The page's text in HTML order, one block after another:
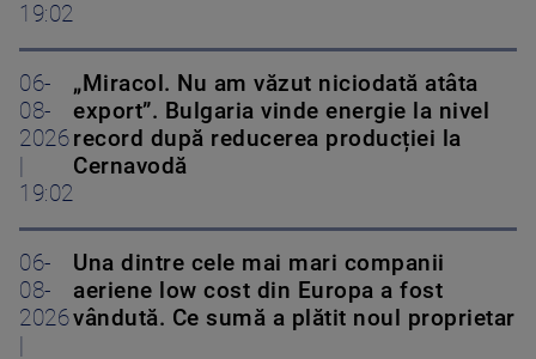
19:02
06-
08-
2026
19:02
„Miracol. Nu am văzut niciodată atâta
export”. Bulgaria vinde energie la nivel
record după reducerea producției la
Cernavodă
06-
08-
2026
Una dintre cele mai mari companii
aeriene low cost din Europa a fost
vândută. Ce sumă a plătit noul proprietar